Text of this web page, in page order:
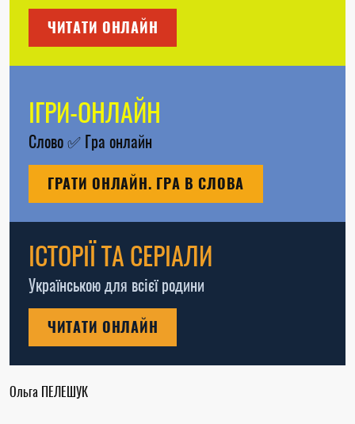
ЧИТАТИ ОНЛАЙН
ІГРИ-ОНЛАЙН
Слово✅ Гра онлайн
ГРАТИ ОНЛАЙН. ГРА В СЛОВА
ІСТОРІЇ ТА СЕРІАЛИ
Українською для всієї родини
ЧИТАТИ ОНЛАЙН
Ольга ПЕЛЕШУК